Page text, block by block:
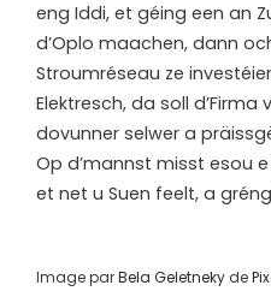
eng Iddi, et géing een an
d’Oplo maachen, dann
Stroumréseau ze
Elektresch, da soll d’Firma
dovunner selwer a
Op d’mannst misst esou
et net u Suen feelt, a
Image parBela Geletneky de